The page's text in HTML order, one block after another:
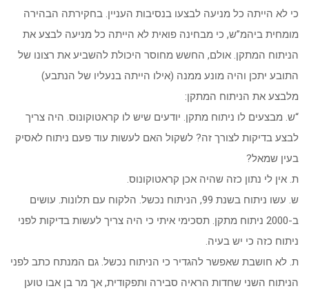
כי לא הייתה כל מניעה לבצעו בנסיבות העניין. בחקירתה הבהירה
מומחית ביהמ”ש, כי מבחינה פואית לא הייתה כל מניעה לבצע את
הניתוח המתקן. אולם, החשש מחוסר היכולת להשביע את רצונו של
התובע יתכן והיה מונע ממנה (אילו הייתה בנעליו של הנתבע)
מלבצע את הניתוח המתקן:
“ש. מבצעים לו ניתוח מתקן. יודעים שיש לו קראטוקונוס. היה צריך
לבצע בדיקות לצורך זה? לשקול האם לעשות עוד פעם ניתוח לאסיק
בעין שמאל?
ת. אין לי נתון כזה שהיה אכן קראטוקונוס.
ש. עשו ניתוח בשנת 99, הניתוח נכשל. הלקוח עם תלונות. עושים
ב-2000 ניתוח מתקן. תסכימי איתי כי היה צריך לעשות בדיקות לפני
ניתוח כזה כי יש בעיה.
ת. לא חושבת שאפשר להגדיר כי הניתוח נכשל. גם המנתח כתב לפני
הניתוח השני שחדות הראיה סבירה ותפקודית, אך מר בן אבו טוען